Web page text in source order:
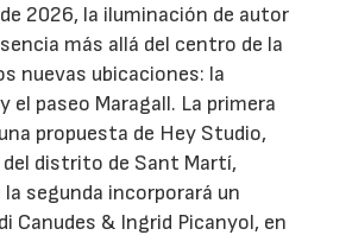
2026, la iluminación de autor
más allá del centro de la
nuevas ubicaciones: la
el paseo Maragall. La primera
propuesta de Hey Studio,
del distrito de Sant Martí,
segunda incorporará un
Canudes & Ingrid Picanyol, en